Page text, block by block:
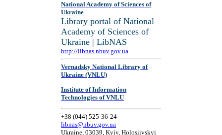
National Academy of Sciences of
Ukraine
Library portal of National
Academy of Sciences of
Ukraine | LibNAS
http://libnas.nbuv.gov.ua
Vernadsky National Library of
Ukraine (VNLU)
Institute of Information
Technologies of VNLU
+38 (044) 525-36-24
libnas@nbuv.gov.ua
Ukraine, 03039, Kyiv, Holosiivskyi